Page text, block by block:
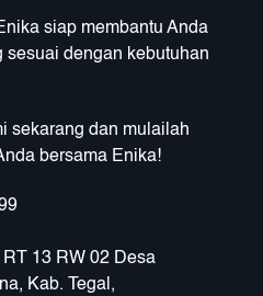
siap membantu Anda
sesuai dengan kebutuhan
sekarang dan mulailah
bersama Enika!
13 RW 02 Desa
Kab. Tegal,